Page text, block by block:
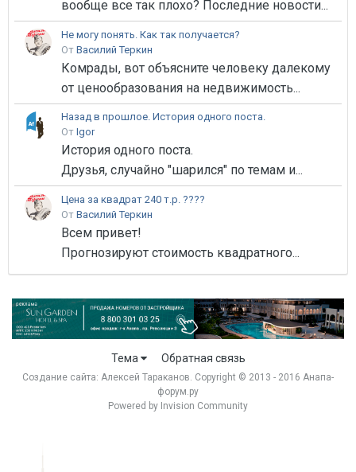
вообще все так плохо? Последние новости...
Не могу понять. Как так получается?
От Василий Теркин
Комрады, вот объясните человеку далекому
от ценообразования на недвижимость...
Назад в прошлое. История одного поста.
От Igor
История одного поста.
Друзья, случайно "шарился" по темам и...
Цена за квадрат 240 т.р. ????
От Василий Теркин
Всем привет!
Прогнозируют стоимость квадратного...
Тема Обратная связь
Создание сайта: Алексей Тараканов. Copyright © 2013 - 2016 Анапа-
форум.ру
Powered by Invision Community